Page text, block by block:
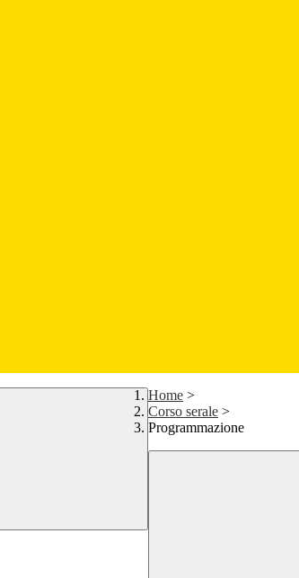
Home >
Corso serale >
Programmazione